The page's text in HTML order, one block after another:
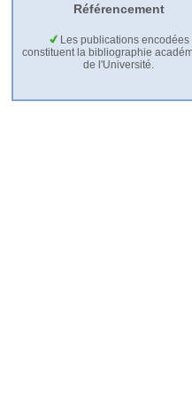
Référencement
Les publications encodées
constituent la bibliographie
de l'Université.